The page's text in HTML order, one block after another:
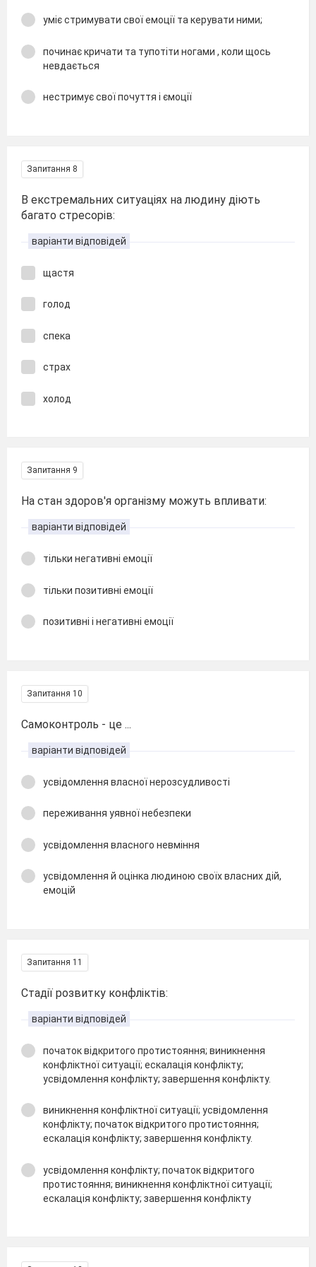
уміє стримувати свої емоції та керувати ними;
починає кричати та тупотіти ногами , коли щось
невдається
нестримує свої почуття і ємоції
Запитання 8
В екстремальних ситуаціях на людину діють
багато стресорів:
варіанти відповідей
щастя
голод
спека
страх
холод
Запитання 9
На стан здоров'я організму можуть впливати:
варіанти відповідей
тільки негативні емоції
тільки позитивні емоції
позитивні і негативні емоції
Запитання 10
Самоконтроль - це ...
варіанти відповідей
усвідомлення власної нерозсудливості
переживання уявної небезпеки
усвідомлення власного невміння
усвідомлення й оцінка людиною своїх власних дій,
емоцій
Запитання 11
Стадії розвитку конфліктів:
варіанти відповідей
початок відкритого протистояння; виникнення
конфліктної ситуації; ескалація конфлікту;
усвідомлення конфлікту; завершення конфлікту.
виникнення конфліктної ситуації; усвідомлення
конфлікту; початок відкритого протистояння;
ескалація конфлікту; завершення конфлікту.
усвідомлення конфлікту; початок відкритого
протистояння; виникнення конфліктної ситуації;
ескалація конфлікту; завершення конфлікту